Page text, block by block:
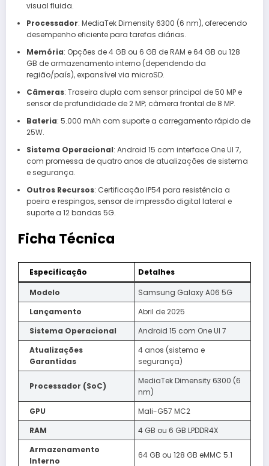
visual fluida.​
Processador: MediaTek Dimensity 6300 (6 nm), oferecendo
desempenho eficiente para tarefas diárias.​
Memória: Opções de 4 GB ou 6 GB de RAM e 64 GB ou 128
GB de armazenamento interno (dependendo da
região/país), expansível via microSD.​
Câmeras: Traseira dupla com sensor principal de 50 MP e
sensor de profundidade de 2 MP; câmera frontal de 8 MP.​
Bateria: 5.000 mAh com suporte a carregamento rápido de
25W.​
Sistema Operacional: Android 15 com interface One UI 7,
com promessa de quatro anos de atualizações de sistema
e segurança.​
Outros Recursos: Certificação IP54 para resistência a
poeira e respingos, sensor de impressão digital lateral e
suporte a 12 bandas 5G.​
Ficha Técnica
Especificação
Detalhes
Modelo
Samsung Galaxy A06 5G
Lançamento
Abril de 2025
Sistema Operacional
Android 15 com One UI 7
Atualizações
Garantidas
4 anos (sistema e
segurança)
Processador (SoC)
MediaTek Dimensity 6300 (6
nm)
GPU
Mali-G57 MC2
RAM
4 GB ou 6 GB LPDDR4X
Armazenamento
Interno
64 GB ou 128 GB eMMC 5.1